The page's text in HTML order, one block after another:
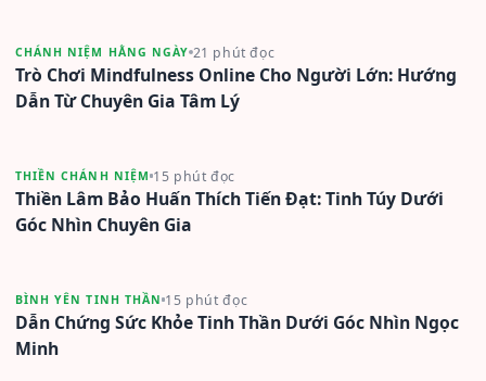
CHÁNH NIỆM HẰNG NGÀY 21 phút đọc
Trò Chơi Mindfulness Online Cho Người Lớn: Hướng
Dẫn Từ Chuyên Gia Tâm Lý
THIỀN CHÁNH NIỆM 15 phút đọc
Thiền Lâm Bảo Huấn Thích Tiến Đạt: Tinh Túy Dưới
Góc Nhìn Chuyên Gia
BÌNH YÊN TINH THẦN 15 phút đọc
Dẫn Chứng Sức Khỏe Tinh Thần Dưới Góc Nhìn Ngọc
Minh